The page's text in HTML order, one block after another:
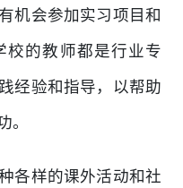
机会参加实习项目和
校的教师都是行业专
经验和指导，以帮助
各样的课外活动和社